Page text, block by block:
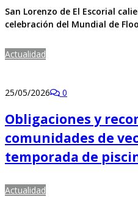
San Lorenzo de El Escorial
celebración del Mundial de
Actualidad
25/05/2026 0
Obligaciones y
comunidades de
temporada de
Actualidad